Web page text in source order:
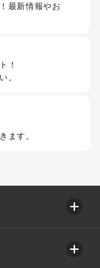
最新情報やお
！
。
ます。